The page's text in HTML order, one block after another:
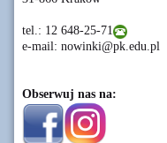
tel.: 12 648-25-71
e-mail: nowinki@pk.edu.pl
Obserwuj nas na: